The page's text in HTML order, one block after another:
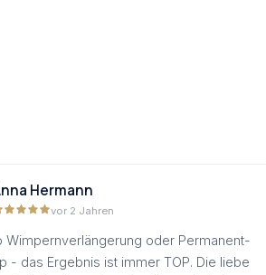
Hermann
vor 2 Jahren
Wimpernverlängerung oder Permanent-
- das Ergebnis ist immer TOP. Die liebe